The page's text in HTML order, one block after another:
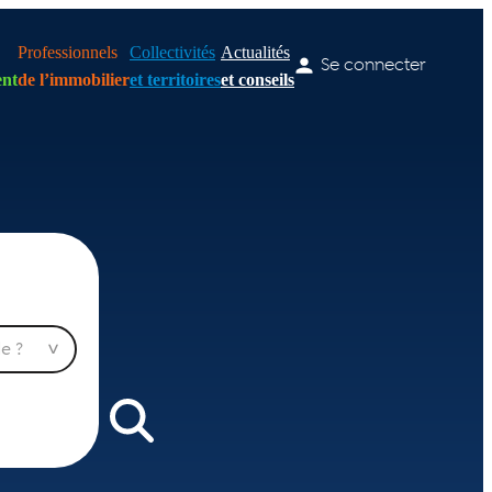
Professionnels
de l’immobilier
Collectivités
et territoires
Actualités
et conseils
Se connecter